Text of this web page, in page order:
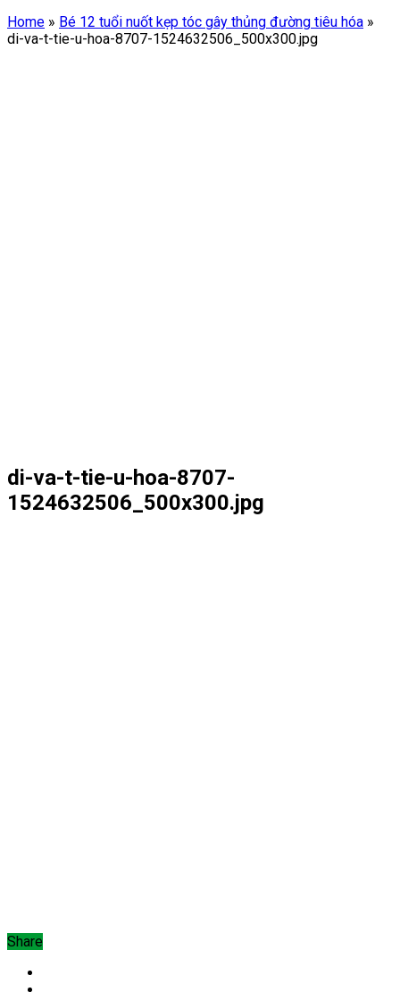
Home » Bé 12 tuổi nuốt kẹp tóc gây thủng đường tiêu hóa »
di-va-t-tie-u-hoa-8707-1524632506_500x300.jpg
di-va-t-tie-u-hoa-8707-
1524632506_500x300.jpg
Share